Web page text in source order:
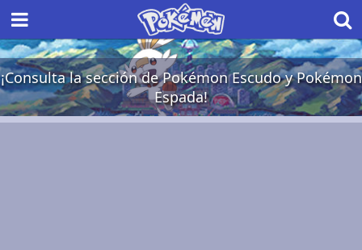
¡Consulta la sección de Pokémon Escudo y Pokémon
Espada!